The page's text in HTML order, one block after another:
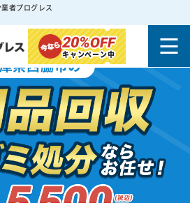
者プログレス
20%OFF
キャンペーン中
県西脇市の